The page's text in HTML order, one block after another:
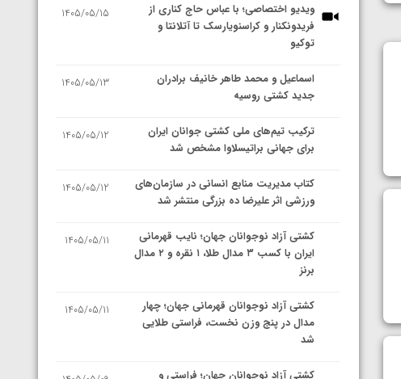
ویدیو اختصاصی؛ با عباس حاج کناری از
فریدونکنار و کراسنویارسک تا آتلانتا و
توکیو
1405/05/15
اسماعیل و محمد طاهر خانیف برادران
جدید کشتی روسیه
1405/05/13
ترکیب تیم‌های ملی کشتی جوانان ایران
برای جهانی براتیسلاوا مشخص شد
1405/05/12
کتاب مدیریت منابع انسانی در سازمان‌های
ورزشی اثر علیرضا ده بزرگی منتشر شد
1405/05/12
کشتی آزاد نوجوانان جهان؛ نایب قهرمانی
ایران با کسب ۳ مدال طلا، ۱ نقره و ۲ مدال
برنز
1405/05/11
کشتی آزاد نوجوانان قهرمانی جهان؛ چهار
مدال در پنج وزن نخست، فراستی طلایی
شد
1405/05/11
کشتی آزاد نوجوانان جهان؛ فراستی و